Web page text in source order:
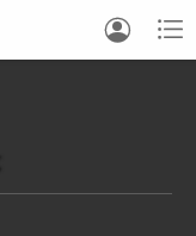

